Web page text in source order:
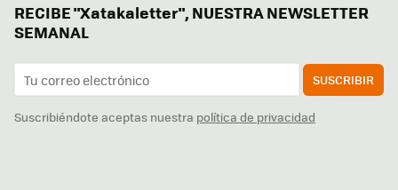
RECIBE "Xatakaletter", NUESTRA NEWSLETTER
SEMANAL
SUSCRIBIR
Suscribiéndote aceptas nuestra política de privacidad